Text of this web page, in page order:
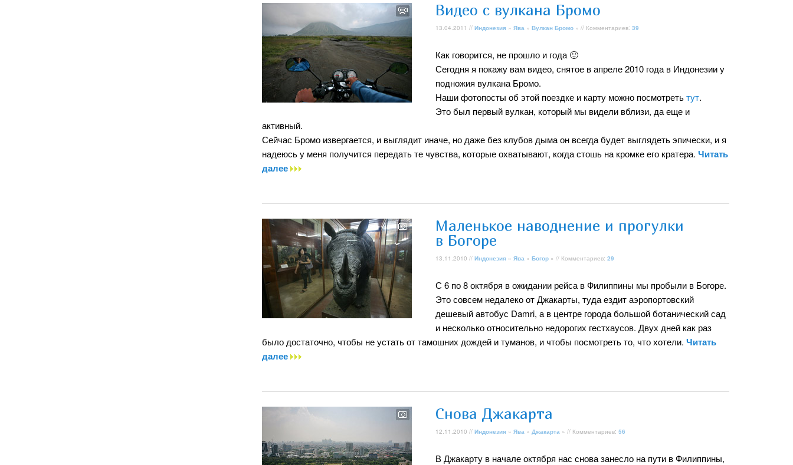
Видео с вулкана Бромо
13.04.2011 // Индонезия » Ява » Вулкан Бромо » // Комментариев: 39
Как говорится, не прошло и года 🙂
Сегодня я покажу вам видео, снятое в апреле 2010 года в Индонезии у
подножия вулкана Бромо.
Наши фотопосты об этой поездке и карту можно посмотретьтут.
Это был первый вулкан, который мы видели вблизи, да еще и
активный.
Сейчас Бромо извергается, и выглядит иначе, но даже без клубов дыма он всегда будет выглядеть эпически, и я
надеюсь у меня получится передать те чувства, которые охватывают, когда стошь на кромке его кратера. Читать
далее
Маленькое наводнение и прогулки
в Богоре
13.11.2010 // Индонезия » Ява » Богор » // Комментариев: 29
С 6 по 8 октября в ожидании рейса в Филиппины мы пробыли в Богоре.
Это совсем недалеко от Джакарты, туда ездит аэропортовский
дешевый автобус Damri, а в центре города большой ботанический сад
и несколько относительно недорогих гестхаусов. Двух дней как раз
было достаточно, чтобы не устать от тамошних дождей и туманов, и чтобы посмотреть то, что хотели. Читать
далее
Снова Джакарта
12.11.2010 // Индонезия » Ява » Джакарта » // Комментариев: 56
В Джакарту в начале октября нас снова занесло на пути в Филиппины,